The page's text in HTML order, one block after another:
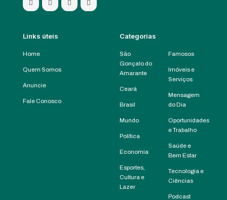
Links úteis
Home
Quem Somos
Anuncie
Fale Conosco
Categorias
São
Gonçalo do
Amarante
Ceará
Brasil
Mundo
Política
Economia
Esportes,
Cultura e
Lazer
Famosos
Imóveis e
Serviços
Mensagem
do Dia
Oportunidades
e Trabalho
Saúde e
Bem Estar
Tecnologia e
Ciências
Podcast